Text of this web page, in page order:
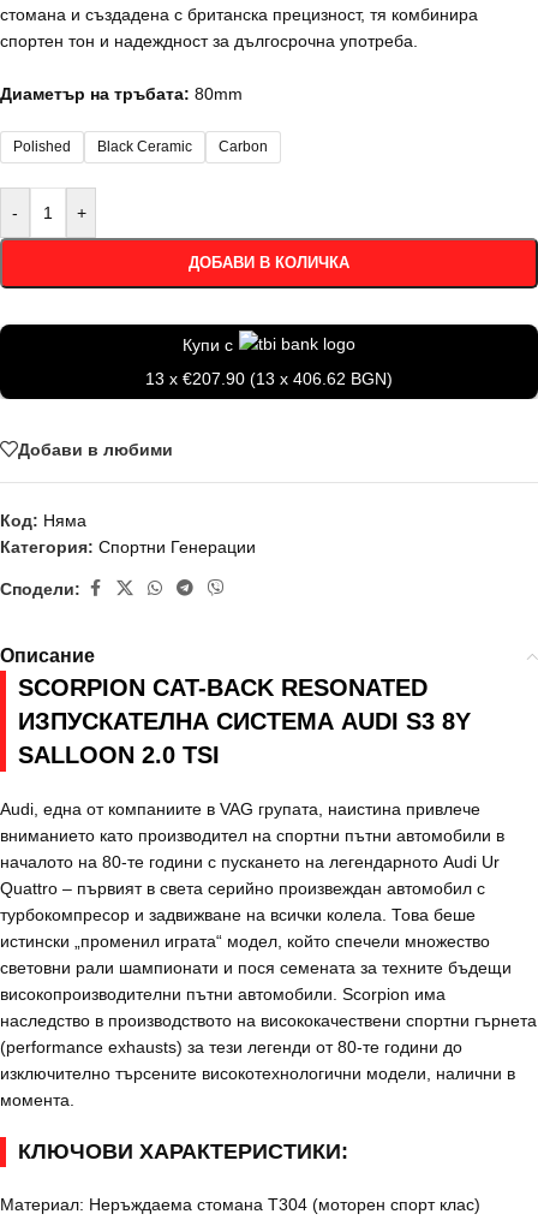
стомана и създадена с британска прецизност, тя комбинира
спортен тон и надеждност за дългосрочна употреба.
Диаметър на тръбата: 80mm
Polished Black Ceramic Carbon
- +
ДОБАВИ В КОЛИЧКА
Купи с
13 x €207.90 (13 x 406.62 BGN)
Добави в любими
Код: Няма
Категория: Спортни Генерации
Сподели:
Описание
SCORPION CAT-BACK RESONATED
ИЗПУСКАТЕЛНА СИСТЕМА AUDI S3 8Y
SALLOON 2.0 TSI
Audi, една от компаниите в VAG групата, наистина привлече
вниманието като производител на спортни пътни автомобили в
началото на 80-те години с пускането на легендарното Audi Ur
Quattro – първият в света серийно произвеждан автомобил с
турбокомпресор и задвижване на всички колела. Това беше
истински „променил играта“ модел, който спечели множество
световни рали шампионати и пося семената за техните бъдещи
високопроизводителни пътни автомобили. Scorpion има
наследство в производството на висококачествени спортни гърнета
(performance exhausts) за тези легенди от 80-те години до
изключително търсените високотехнологични модели, налични в
момента.
КЛЮЧОВИ ХАРАКТЕРИСТИКИ:
Материал: Неръждаема стомана T304 (моторен спорт клас)